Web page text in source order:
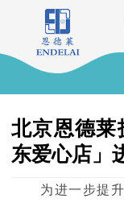
北京恩德莱
东爱心店」
为进一步提